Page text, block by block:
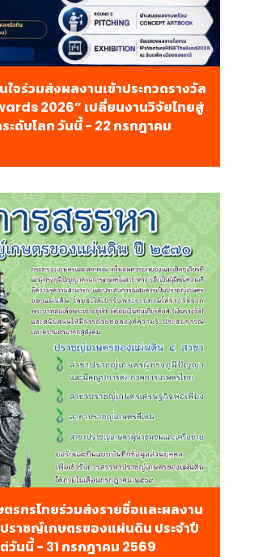
จร่วมส่งผลงานเข้าประกวดรางวัล
2026” เปลี่ยนงานวิจัยไทยสู่
ะดับโลก วันนี้ - 22 กรกฎาคม
รกรไทยร่วมส่งรายชื่อและผลงาน
ราชญ์เกษตรของแผ่นดิน ประจำปี
วันนี้ - 31 กรกฎาคม 2569